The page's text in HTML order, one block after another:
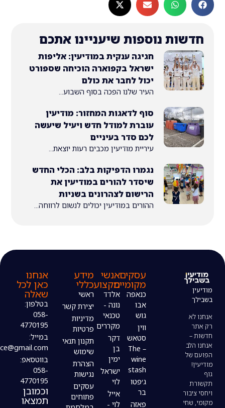
נוספות שיעניינו אתכם
חגיגה ענקית במודיעין: אליפות
ישראל בקפוארה הוכיחה שספורט
יכול לחבר את כולם
העיר שלנו הפכה בסוף השבוע...
סוף לדאגות המחזור: מודיעין
עוברת למודל חדש ויעיל שיעשה
לכם סדר בעיניים
עיריית מודיעין מכבים רעות יוצאת...
נגמרו הדפיקות בלב: הכלי החדש
שיסדר להורים במודיעין את
הרישום לצהרונים בשניות
ההורים במודיעין יכולים לנשום לרווחה...
עסקים
מקומיים
wine
בר
פאזה
אנשי
מקצוע
אלדד
נונה -
טכנאי
מקררים
ישראל
מידע
כללי
ראשי
יצירת קשר
מדיניות
פרטיות
תקנון תנאי
שימוש
הצהרת
נגישות
עסקים
פתוחים
אנחנו
כאן לכל
שאלה
בטלפון:
058-
4770195
במייל:
modiin4uoffice@gmail.com
בווטסאפ:
058-
וכמובן
תמצאו